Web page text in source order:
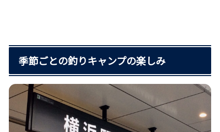
季節ごとの釣りキャンプの楽しみ